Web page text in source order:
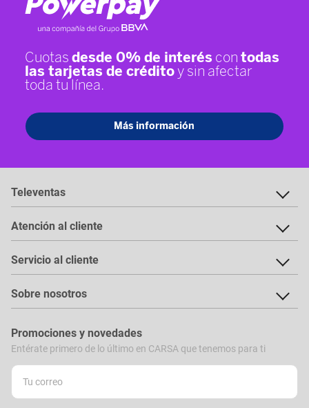
Televentas
Atención al cliente
Servicio al cliente
Sobre nosotros
Promociones y novedades
Entérate primero de lo último en CARSA que tenemos para ti